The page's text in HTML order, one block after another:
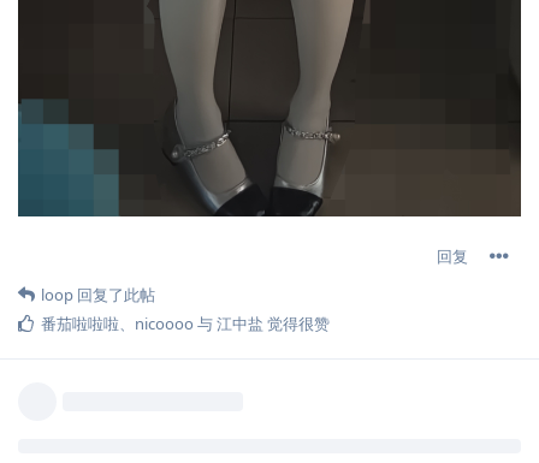
回复
loop 回复了此帖
番茄啦啦啦、 nicoooo 与江中盐 觉得很赞